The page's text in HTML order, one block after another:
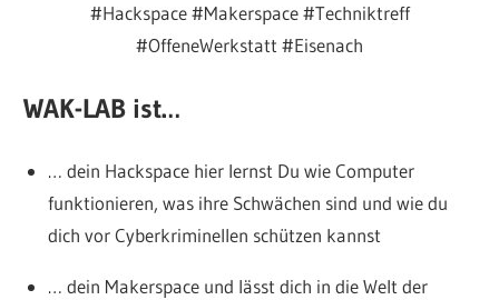
#Hackspace #Makerspace #Techniktreff
#OffeneWerkstatt #Eisenach
WAK-LAB ist…
… dein Hackspace hier lernst Du wie Computer
funktionieren, was ihre Schwächen sind und wie du
dich vor Cyberkriminellen schützen kannst
… dein Makerspace und lässt dich in die Welt der